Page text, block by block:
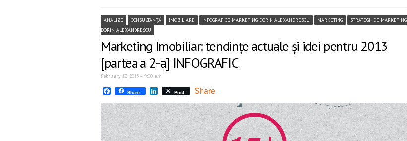
ANALIZE CONSULTANŢĂ IMOBILIARE INFOGRAFICE MARKETING DORIN ALEXANDRESCU MARKETING
STRATEGII DE MARKETING
DORIN ALEXANDRESCU
Marketing Imobiliar: tendințe actuale și idei pentru 2013
[partea a 2-a] INFOGRAFIC
February 13, 2013 – 9:00 am
Facebook
Share LinkedIn
Post Share